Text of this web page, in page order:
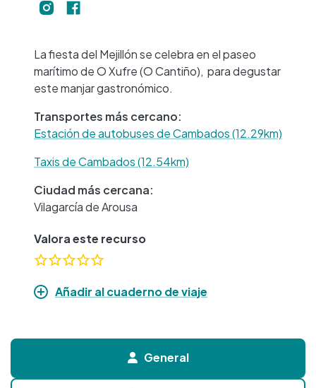
La fiesta del Mejillón se celebra en el paseo
marítimo de O Xufre (O Cantiño), para degustar
este manjar gastronómico.
Transportes más cercano:
Estación de autobuses de Cambados (12.29km)
Taxis de Cambados (12.54km)
Ciudad más cercana:
Vilagarcía de Arousa
Valora este recurso
Añadir al cuaderno de viaje
General